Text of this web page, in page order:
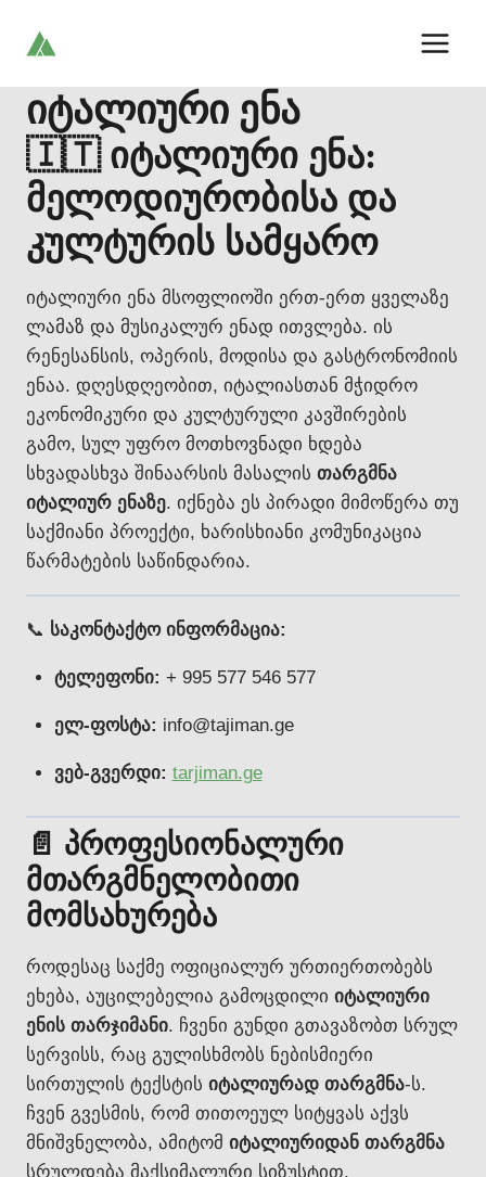
იტალიური ენა
🇮🇹 იტალიური ენა:
მელოდიურობისა და
კულტურის სამყარო
იტალიური ენა მსოფლიოში ერთ-ერთ ყველაზე
ლამაზ და მუსიკალურ ენად ითვლება. ის
რენესანსის, ოპერის, მოდისა და გასტრონომიის
ენაა. დღესდღეობით, იტალიასთან მჭიდრო
ეკონომიკური და კულტურული კავშირების
გამო, სულ უფრო მოთხოვნადი ხდება
სხვადასხვა შინაარსის მასალის თარგმნა
იტალიურ ენაზე. იქნება ეს პირადი მიმოწერა თუ
საქმიანი პროექტი, ხარისხიანი კომუნიკაცია
წარმატების საწინდარია.
📞 საკონტაქტო ინფორმაცია:
ტელეფონი: + 995 577 546 577
ელ-ფოსტა: info@tajiman.ge
ვებ-გვერდი: tarjiman.ge
📄 პროფესიონალური
მთარგმნელობითი
მომსახურება
როდესაც საქმე ოფიციალურ ურთიერთობებს
ეხება, აუცილებელია გამოცდილი იტალიური
ენის თარჯიმანი. ჩვენი გუნდი გთავაზობთ სრულ
სერვისს, რაც გულისხმობს ნებისმიერი
სირთულის ტექსტის იტალიურად თარგმნა-ს.
ჩვენ გვესმის, რომ თითოეულ სიტყვას აქვს
მნიშვნელობა, ამიტომ იტალიურიდან თარგმნა
სრულდება მაქსიმალური სიზუსტით.